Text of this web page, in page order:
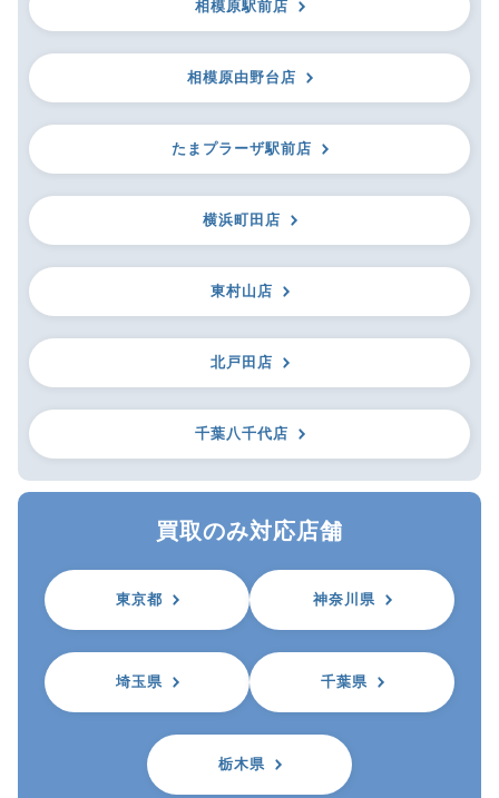
相模原駅前店
相模原由野台店
たまプラーザ駅前店
横浜町田店
東村山店
北戸田店
千葉八千代店
買取のみ対応店舗
東京都 神奈川県
埼玉県 千葉県
栃木県